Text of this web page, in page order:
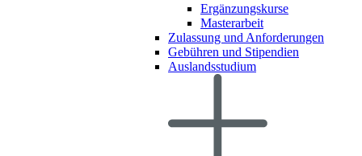
Ergänzungskurse
Masterarbeit
Zulassung und Anforderungen
Gebühren und Stipendien
Auslandsstudium